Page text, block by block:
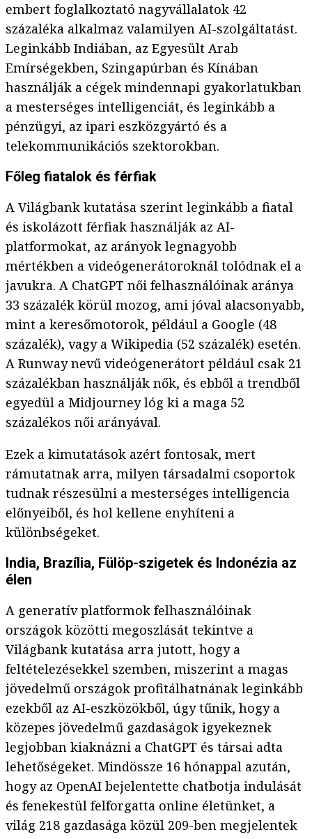
embert foglalkoztató nagyvállalatok 42
százaléka alkalmaz valamilyen AI-szolgáltatást.
Leginkább Indiában, az Egyesült Arab
Emírségekben, Szingapúrban és Kínában
használják a cégek mindennapi gyakorlatukban
a mesterséges intelligenciát, és leginkább a
pénzügyi, az ipari eszközgyártó és a
telekommunikációs szektorokban.
Főleg fiatalok és férfiak
A Világbank kutatása szerint leginkább a fiatal
és iskolázott férfiak használják az AI-
platformokat, az arányok legnagyobb
mértékben a videógenerátoroknál tolódnak el a
javukra. A ChatGPT női felhasználóinak aránya
33 százalék körül mozog, ami jóval alacsonyabb,
mint a keresőmotorok, például a Google (48
százalék), vagy a Wikipedia (52 százalék) esetén.
A Runway nevű videógenerátort például csak 21
százalékban használják nők, és ebből a trendből
egyedül a Midjourney lóg ki a maga 52
százalékos női arányával.
Ezek a kimutatások azért fontosak, mert
rámutatnak arra, milyen társadalmi csoportok
tudnak részesülni a mesterséges intelligencia
előnyeiből, és hol kellene enyhíteni a
különbségeket.
India, Brazília, Fülöp-szigetek és Indonézia az
élen
A generatív platformok felhasználóinak
országok közötti megoszlását tekintve a
Világbank kutatása arra jutott, hogy a
feltételezésekkel szemben, miszerint a magas
jövedelmű országok profitálhatnának leginkább
ezekből az AI-eszközökből, úgy tűnik, hogy a
közepes jövedelmű gazdaságok igyekeznek
legjobban kiaknázni a ChatGPT és társai adta
lehetőségeket. Mindössze 16 hónappal azután,
hogy az OpenAI bejelentette chatbotja indulását
és fenekestül felforgatta online életünket, a
világ 218 gazdasága közül 209-ben megjelentek